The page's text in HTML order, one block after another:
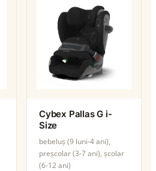
Cybex Pallas G i-
Size
bebeluș (9 luni-4 ani),
preșcolar (3-7 ani), școlar
(6-12 ani)